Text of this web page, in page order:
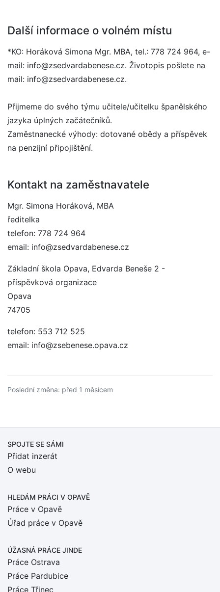
Další informace o volném místu
*KO: Horáková Simona Mgr. MBA, tel.: 778 724 964, e-
mail: info@zsedvardabenese.cz. Životopis pošlete na
mail: info@zsedvardabenese.cz.
Přijmeme do svého týmu učitele/učitelku španělského
jazyka úplných začátečníků.
Zaměstnanecké výhody: dotované obědy a příspěvek
na penzijní připojištění.
Kontakt na zaměstnavatele
Mgr. Simona Horáková, MBA
ředitelka
telefon: 778 724 964
email: info@zsedvardabenese.cz
Základní škola Opava, Edvarda Beneše 2 -
příspěvková organizace
Opava
74705
telefon: 553 712 525
email: info@zsebenese.opava.cz
Poslední změna: před 1 měsícem
SPOJTE SE SÁMI
Přidat inzerát
O webu
HLEDÁM PRÁCI V OPAVĚ
Práce v Opavě
Úřad práce v Opavě
ÚŽASNÁ PRÁCE JINDE
Práce Ostrava
Práce Pardubice
Práce Třinec